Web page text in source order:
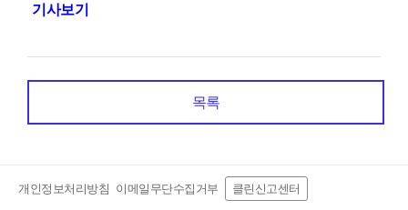
기사보기
목록
개인정보처리방침 이메일무단수집거부 클린신고센터